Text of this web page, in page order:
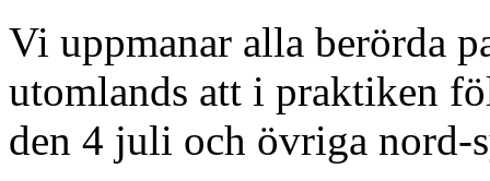
Vi uppmanar alla berörda
utomlands att i praktiken
den 4 juli och övriga nord-